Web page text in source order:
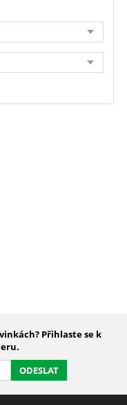
Přihlaste se k
ODESLAT